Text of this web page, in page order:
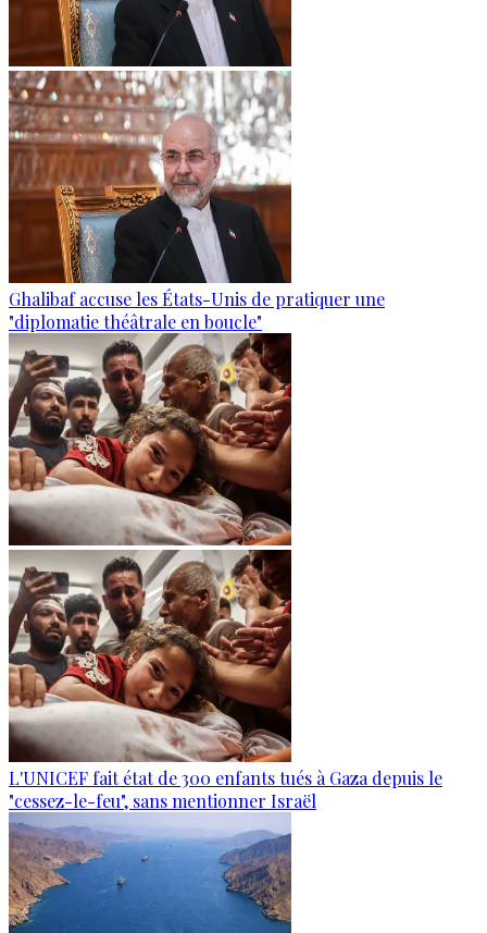
Ghalibaf accuse les États-Unis de pratiquer une
"diplomatie théâtrale en boucle"
L'UNICEF fait état de 300 enfants tués à Gaza depuis le
"cessez-le-feu", sans mentionner Israël